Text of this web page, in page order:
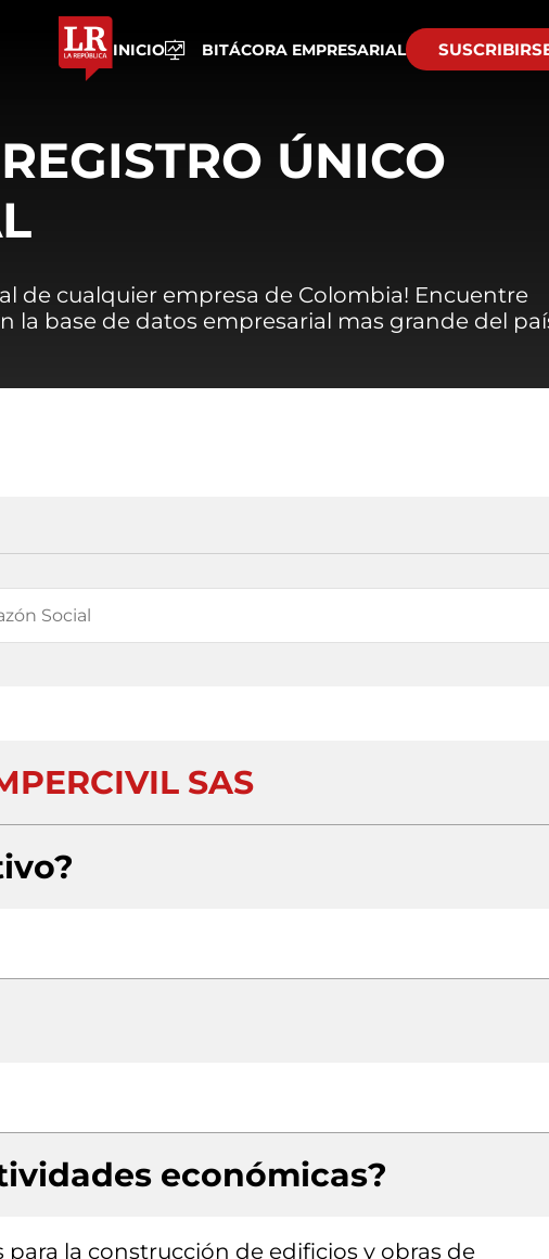
INICIO BITÁCORA EMPRESARIAL
ÚNICO
de cualquier empresa de Colombia! Encuentre
la base de datos empresarial mas grande del
SAS
económicas?
para la construcción de edificios y obras de